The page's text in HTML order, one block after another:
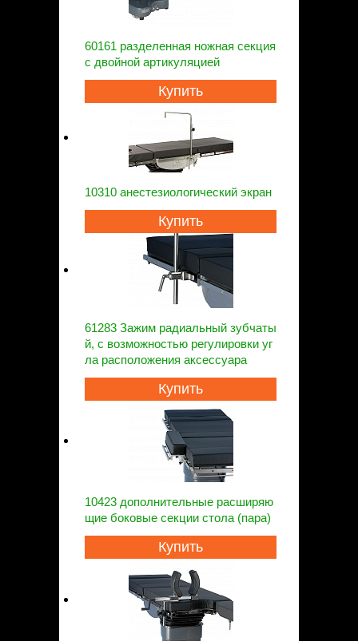
60161 разделенная ножная секция
с двойной артикуляцией
Купить
10310 анестезиологический экран
Купить
61283 Зажим радиальный зубчаты
й, с возможностью регулировки уг
ла расположения аксессуара
Купить
10423 дополнительные расширяю
щие боковые секции стола (пара)
Купить